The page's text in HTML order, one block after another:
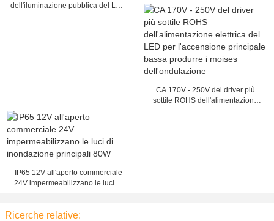
dell'iluminazione pubblica del LED
graduata 152 x 68 x 38mm
CA 170V - 250V del driver più
sottile ROHS dell'alimentazione
IP65 12V all'aperto commerciale
24V impermeabilizzano le luci di
Ricerche relative: